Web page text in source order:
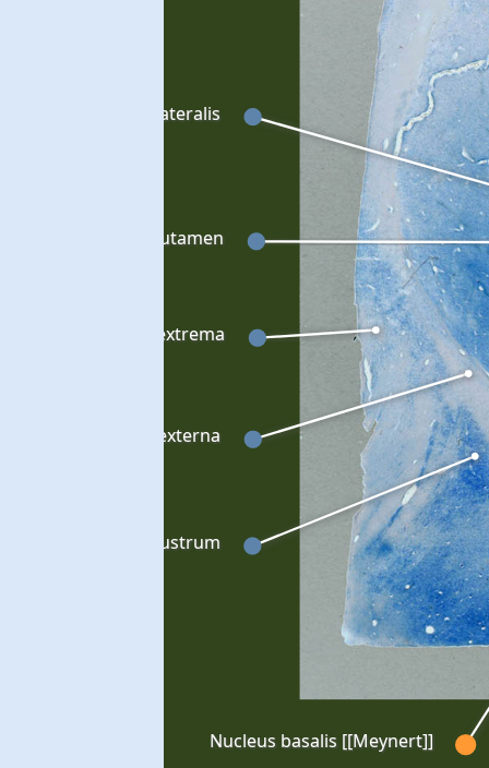
Globus pallidus lateralis
Capsula externa
Capsula extrema
Claustrum
Putamen
Nucleus basalis [[Meynert]]